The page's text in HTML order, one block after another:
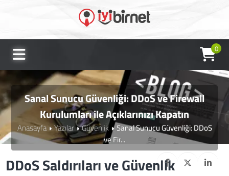
0
Sanal Sunucu Güvenliği: DDoS ve Firewall
Kurulumları ile Açıklarınızı Kapatın
Anasayfa Yazılar Güvenlik
Sanal Sunucu Güvenliği: DDoS
ve Fir...
DDoS Saldırıları ve Güvenlik